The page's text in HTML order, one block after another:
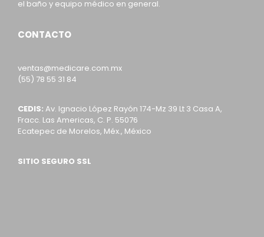
el baño y equipo médico en general.
CONTACTO
ventas@medicare.com.mx
(55) 78 55 31 84
CEDIS: Av. Ignacio López Rayón 174-Mz 39 Lt 3 Casa A,
Fracc. Las Americas, C. P. 55076
Ecatepec de Morelos, Méx., México
SITIO SEGURO SSL